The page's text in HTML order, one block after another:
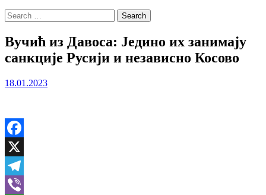
Search
for:
Вучић из Давоса: Једино их занимају
санкције Русији и независно Косово
18.01.2023
Facebook
X
Telegram